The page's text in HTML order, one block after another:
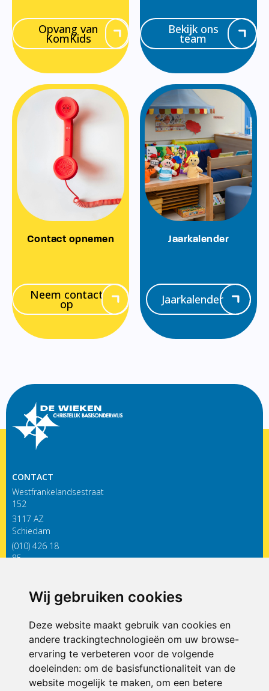
Wij gebruiken cookies
Deze website maakt gebruik van cookies en
andere trackingtechnologieën om uw browse-
ervaring te verbeteren voor de volgende
doeleinden: om de basisfunctionaliteit van de
website mogelijk te maken, om een betere
Opvang van
KomKids
Bekijk ons
team
Contact opnemen
Neem contact
op
Jaarkalender
Jaarkalender
CONTACT
Westfrankelandsestraat
152
3117 AZ
Schiedam
(010) 426 18
85
ONDERDEEL VAN